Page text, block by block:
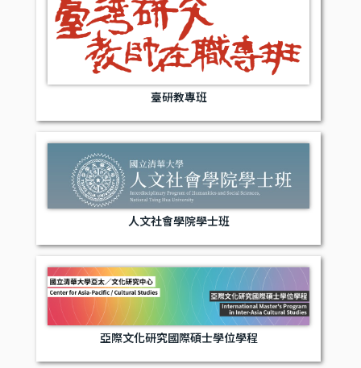
臺研教專班
人文社會學院學士班
亞際文化研究國際碩士學位學程